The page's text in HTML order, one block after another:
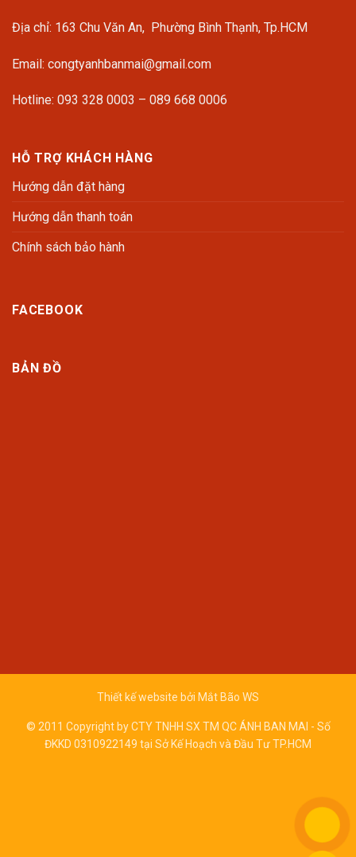
Địa chỉ: 163 Chu Văn An, Phường Bình Thạnh, Tp.HCM
Email: congtyanhbanmai@gmail.com
Hotline: 093 328 0003 – 089 668 0006
HỖ TRỢ KHÁCH HÀNG
Hướng dẫn đặt hàng
Hướng dẫn thanh toán
Chính sách bảo hành
FACEBOOK
BẢN ĐỒ
Thiết kế website bởi Mắt Bão WS
© 2011 Copyright by CTY TNHH SX TM QC ÁNH BAN MAI - Số
ĐKKD 0310922149 tại Sở Kế Hoạch và Đầu Tư TP.HCM